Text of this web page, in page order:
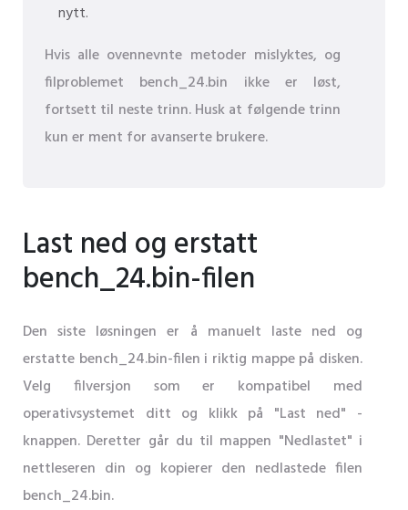
nytt.
Hvis alle ovennevnte metoder mislyktes, og
filproblemet bench_24.bin ikke er løst,
fortsett til neste trinn. Husk at følgende trinn
kun er ment for avanserte brukere.
Last ned og erstatt
bench_24.bin-filen
Den siste løsningen er å manuelt laste ned og
erstatte bench_24.bin-filen i riktig mappe på disken.
Velg filversjon som er kompatibel med
operativsystemet ditt og klikk på "Last ned" -
knappen. Deretter går du til mappen "Nedlastet" i
nettleseren din og kopierer den nedlastede filen
bench_24.bin.